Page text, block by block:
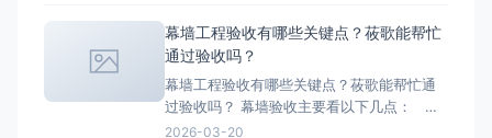
窗同系列铝合金型材，保证项目整体风格统
一 配置：国标壁厚（主杆≥2.0mm）、氟碳
喷涂/粉末喷涂、不锈钢螺
幕墙工程验收有哪些关键点？莜歌能帮忙
通过验收吗？
幕墙工程验收有哪些关键点？莜歌能帮忙通
过验收吗？ 幕墙验收主要看以下几点： 四
性试验：气密、水密、抗风压、平面内变形
2026-03-20